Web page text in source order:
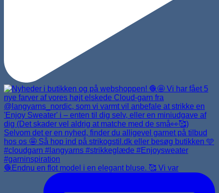
🧶Endnu en flot model i en elegant bluse. 🥰 Vi var